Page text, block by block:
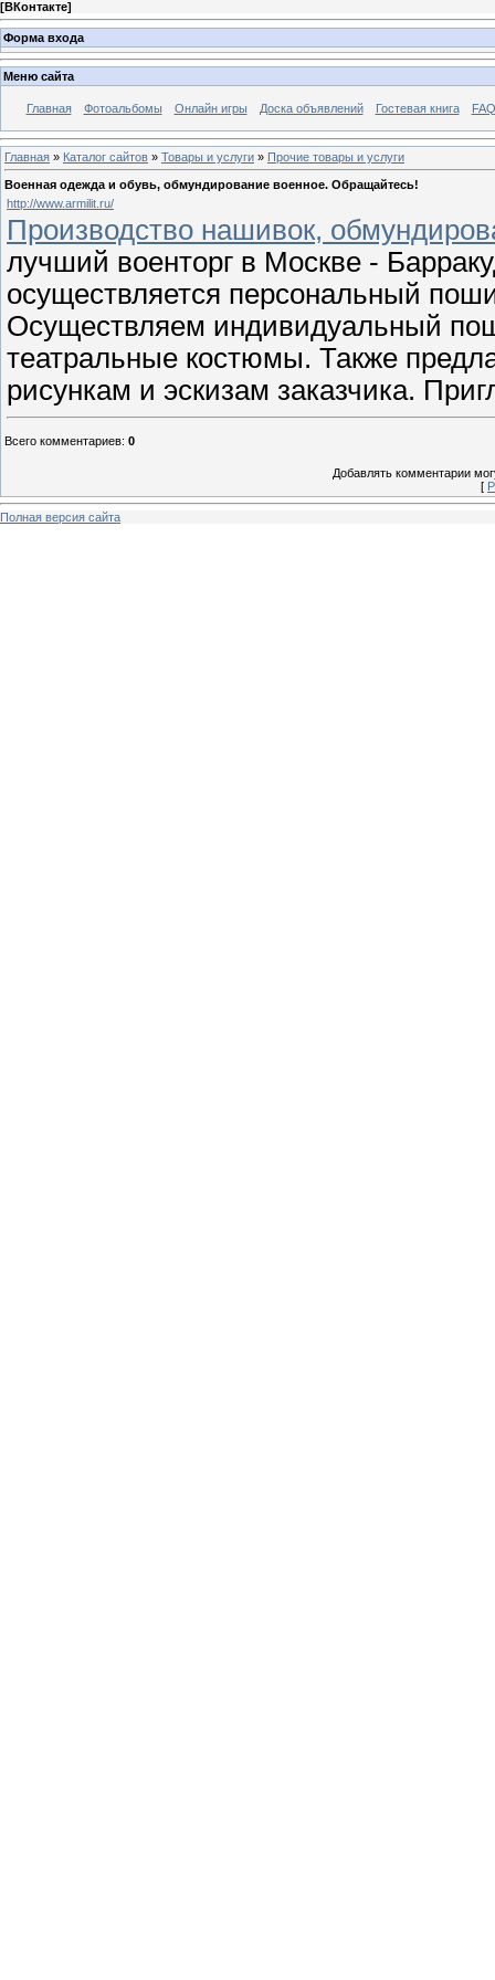
[ВКонтакте]
Форма входа
Меню сайта
Главная Фотоальбомы Онлайн игры Доска объявлений Гостевая книга
Главная » Каталог сайтов » Товары и услуги » Прочие товары и услуги
Военная одежда и обувь, обмундирование военное. Обращайтесь!
http://www.armilit.ru/
Производство нашивок,
лучший военторг в Москве -
осуществляется персональный
Осуществляем индивидуальный
театральные костюмы. Также
рисункам и эскизам заказчика.
Всего комментариев: 0
Добавлять комментарии
[
Полная версия сайта